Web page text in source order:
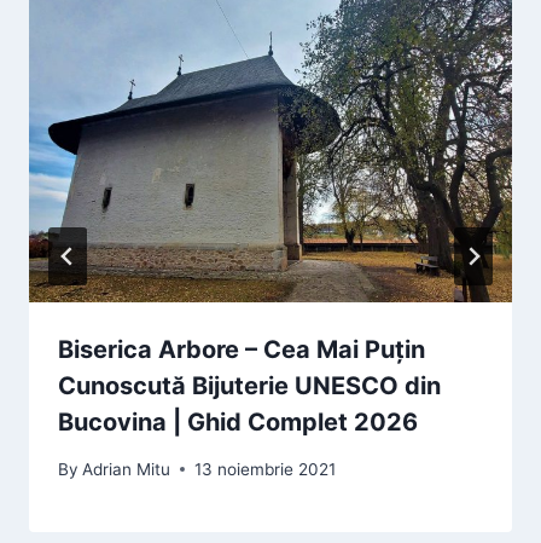
Biserica Arbore – Cea Mai Puțin
Cunoscută Bijuterie UNESCO din
Bucovina | Ghid Complet 2026
By Adrian Mitu 13 noiembrie 2021